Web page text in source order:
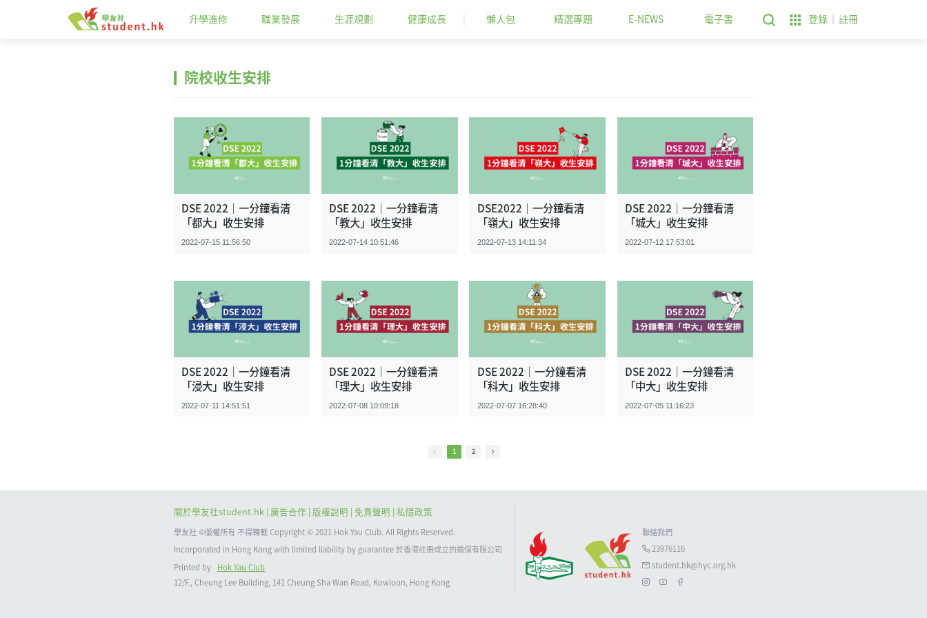
升學進修 職業發展 生涯規劃 健康成長 懶人包 精選專題 E-NEWS 電子書 登錄 註冊
院校收生安排
DSE 2022｜一分鐘看清
「都大」收生安排
2022-07-15 11:56:50
DSE 2022｜一分鐘看清
「教大」收生安排
2022-07-14 10:51:46
DSE2022｜一分鐘看清
「嶺大」收生安排
2022-07-13 14:11:34
DSE 2022｜一分鐘看清
「城大」收生安排
2022-07-12 17:53:01
DSE 2022｜一分鐘看清
「浸大」收生安排
2022-07-11 14:51:51
DSE 2022｜一分鐘看清
「理大」收生安排
2022-07-08 10:09:18
DSE 2022｜一分鐘看清
「科大」收生安排
2022-07-07 16:28:40
DSE 2022｜一分鐘看清
「中大」收生安排
2022-07-05 11:16:23
1 2
關於學友社student.hk | 廣告合作 | 版權說明 | 免責聲明 | 私隱政策
學友社 ©版權所有 不得轉載 Copyright © 2021 Hok Yau Club. All Rights Reserved.
Incorporated in Hong Kong with limited liability by guarantee 於香港註冊成立的擔保有限公司
Printed by
Hok Yau Club
12/F., Cheung Lee Building, 141 Cheung Sha Wan Road, Kowloon, Hong Kong
聯絡我們
 23976116
 student.hk@hyc.org.hk
  